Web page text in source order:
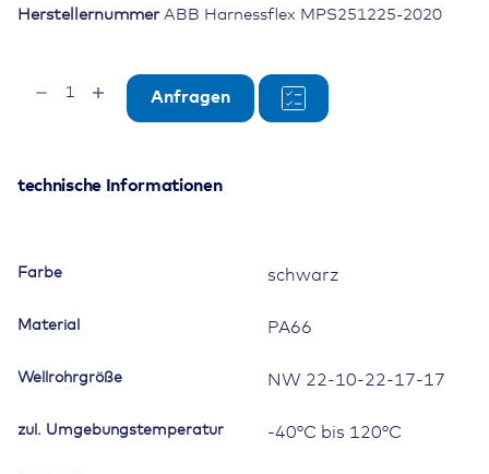
Herstellernummer ABB Harnessflex MPS251225-2020
22-
Menge
Anfragen
technische Informationen
Farbe schwarz
Material PA66
Wellrohrgröße NW 22-10-22-17-17
zul. Umgebungstemperatur -40°C bis 120°C